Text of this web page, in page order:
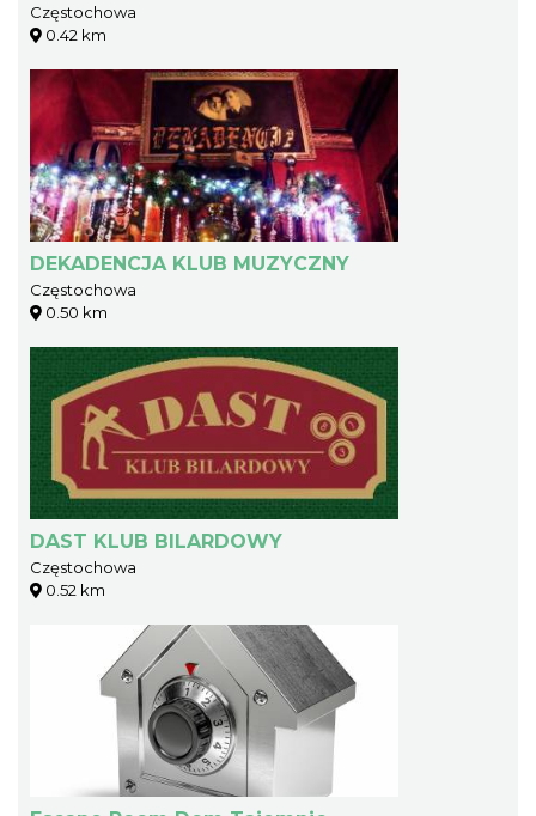
Częstochowa
0.42 km
DEKADENCJA KLUB MUZYCZNY
Częstochowa
0.50 km
DAST KLUB BILARDOWY
Częstochowa
0.52 km